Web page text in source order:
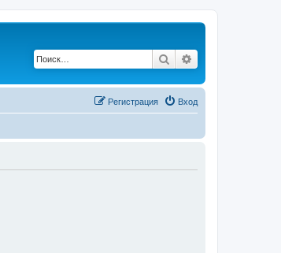
Поиск
Вход
Регистрация